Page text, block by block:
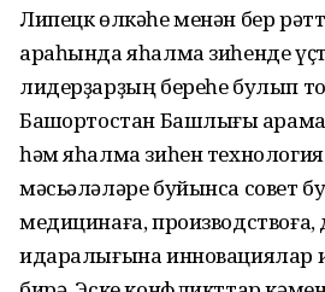
Липецк өлкәһе менән бер
араһында яһалма зиһенде
лидерҙарҙың береһе булып
Башҡортостан Башлығы
һәм яһалма зиһен
мәсьәләләре буйынса совет
медицинаға, производствоға,
идаралығына инновациялар